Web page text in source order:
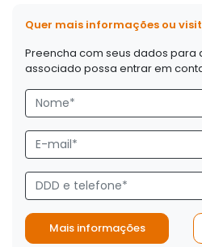
Quer mais informações ou
Preencha com seus dados para
associado possa entrar em
Mais informações